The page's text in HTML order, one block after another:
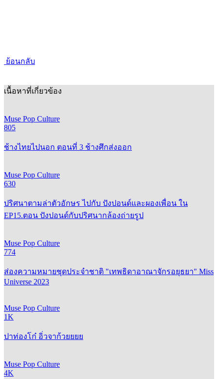
ย้อนกลับ
เนื้อหาที่เกี่ยวข้อง
Muse Pop Culture
805
ช้างไทยไปนอก ตอนที่ 3 ช้างศึกส่งออก
Muse Pop Culture
630
ปริศนาตามล่าตัวอักษร ไปกับ ปังปอนด์และผองเพื่อน ใน
EP15.ตอน ปังปอนด์กับปริศนากล้องถ่ายรูป
Muse Pop Culture
774
ส่องความหมายชุดประจำชาติ "เทพธิดาอาณาจักรอยุธยา" Miss
Universe 2023
Muse Pop Culture
1K
ปาท่องโก๋ อิ่วจาก้วยยยย
Muse Pop Culture
4K